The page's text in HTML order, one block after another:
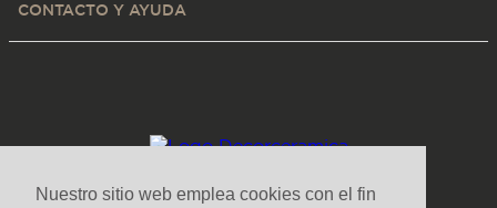
Nuestro sitio web emplea cookies con el fin
CONTACTO Y AYUDA